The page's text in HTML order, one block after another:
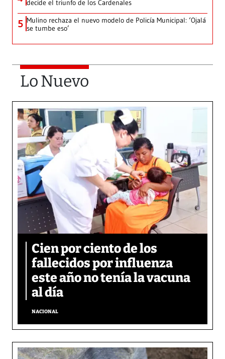
decide el triunfo de los Cardenales
5 Mulino rechaza el nuevo modelo de Policía Municipal: ‘Ojalá
se tumbe eso’
Lo Nuevo
Cien por ciento de los
fallecidos por influenza
este año no tenía la vacuna
al día
NACIONAL